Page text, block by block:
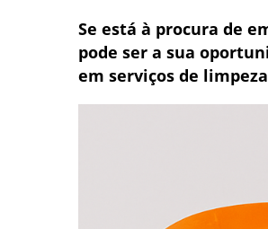
Se está à procura de
pode ser a sua
em serviços de